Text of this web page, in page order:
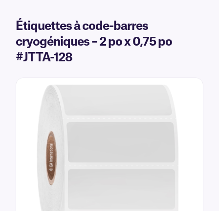
Étiquettes à code-barres
cryogéniques – 2 po x 0,75 po
#JTTA-128